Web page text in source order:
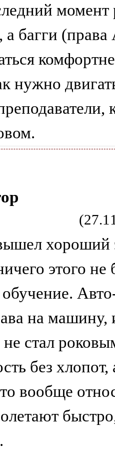
а багги
нужно
хороший
этого
на машину,
не стал
без
вообще